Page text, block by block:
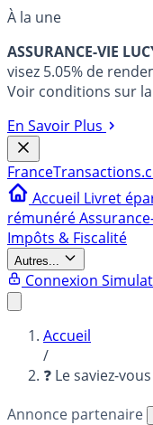
À la une
ASSURANCE-VIE
visez 5.05% de
Voir conditions sur
En Savoir Plus
France
Accueil Livret
rémunéré
Impôts & Fiscalité
Autres...
Connexion
Accueil
/
❓ Le saviez-
Annonce partenaire